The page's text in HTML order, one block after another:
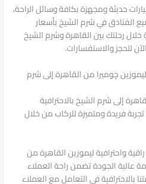
حديثة ومجهزة بكافة وسائل الراحة،
الفنادق في شرم الشيخ بأسعار
خلال رحلتك بين القاهرة وشرم الشيخ
للحجز والاستفسارات.
چوميرا من القاهرة إلى شرم
إلى شرم الشيخ بالاحترافية
فريدة ومتميزة للركاب من خلال
واحترافية ليموزين القاهرة من
عالية الجودة تضمن راحة العملاء
بالاحترافية في التعامل مع العملاء